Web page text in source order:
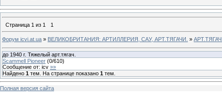
Страница 1 из 1 1
Форум icvi.at.ua » ВЕЛИКОБРИТАНИЯ: АРТИЛЛЕРИЯ, САУ, АРТ.ТЯГАЧИ. »
до 1940 г. Тяжелый арт.тягач.
Scammell Pioneer (0/610)
Сообщение от: icv »»
Найдено 1 тем. На странице показано 1 тем.
Полная версия сайта